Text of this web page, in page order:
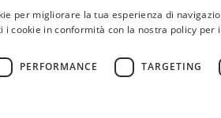
per migliorare la tua esperienza di
i cookie in conformità con la nostra policy per
PERFORMANCE TARGETING